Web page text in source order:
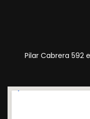
Pilar Cabrera 592